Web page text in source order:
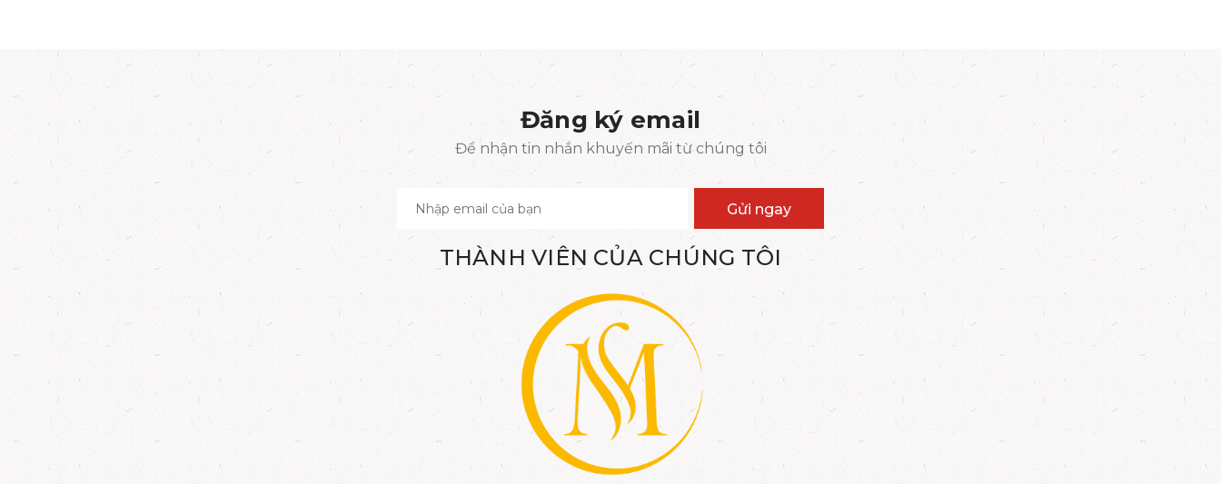
Đăng ký email
Để nhận tin nhắn khuyến mãi từ chúng tôi
Gửi ngay
THÀNH VIÊN CỦA CHÚNG TÔI